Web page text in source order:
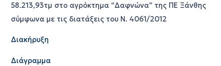
58.213,93τμ στο αγρόκτημα “Δαφνώνα” της ΠΕ Ξάνθης
σύμφωνα με τις διατάξεις του Ν. 4061/2012
Διακήρυξη
Διάγραμμα